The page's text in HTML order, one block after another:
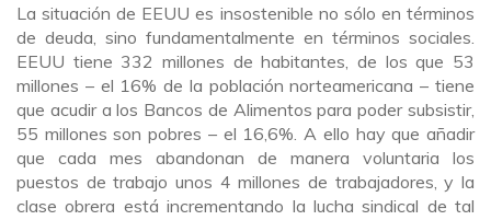
La situación de EEUU es insostenible no sólo en términos
de deuda, sino fundamentalmente en términos sociales.
EEUU tiene 332 millones de habitantes, de los que 53
millones – el 16% de la población norteamericana – tiene
que acudir a los Bancos de Alimentos para poder subsistir,
55 millones son pobres – el 16,6%. A ello hay que añadir
que cada mes abandonan de manera voluntaria los
puestos de trabajo unos 4 millones de trabajadores, y la
clase obrera está incrementando la lucha sindical de tal